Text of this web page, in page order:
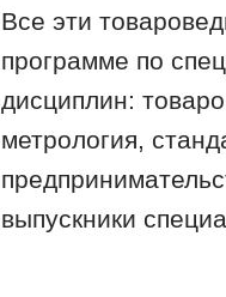
Все эти
программе по
дисциплин:
метрология,
выпускники